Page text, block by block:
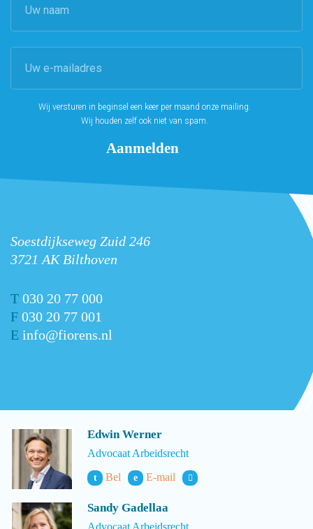
Wij versturen in beginsel een keer per maand onze mailing.
Wij houden zelf ook niet van spam.
Soestdijkseweg Zuid 246
3721 AK Bilthoven
T 030 20 77 000
F 030 20 77 001
E info@fiorens.nl
Edwin Werner
Advocaat Arbeidsrecht
t Bel e E-mail
Sandy Gadellaa
Advocaat Arbeidsrecht